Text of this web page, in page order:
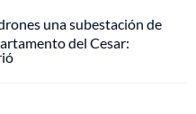
una subestación de
del Cesar: